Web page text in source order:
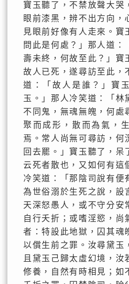
寶玉聽了，不禁放聲大哭
眼前漆黑，辨不出方向，
見眼前好像有人走來。寶
問此是何處？」那人道：
壽未終，何故至此？」寶
故人已死，遂尋訪至此，
道：「故人是誰？」寶
玉。」那人冷笑道：「林
不同鬼，無魂無魄，何處
聚而成形，散而為氣，
焉。常人尚無可尋訪，何
回去罷。」寶玉聽了，呆
云死者散也，又如何有這
冷笑道：「那陰司說有便
為世俗溺於生死之說，設
天深怒愚人，或不守分安
自行夭折；或嗜淫慾，尚
者：特設此地獄，囚其魂
以償生前之罪。汝尋黛玉
且黛玉己歸太虛幻境，汝
修養，自然有時相見；如